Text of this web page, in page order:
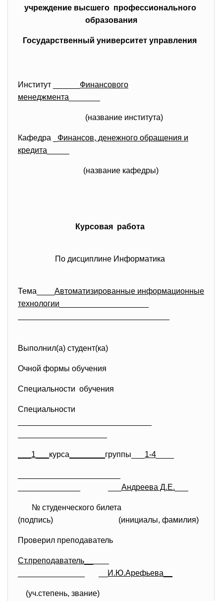
учреждение высшего профессионального
образования
Государственный университет управления
Институт ______ Финансового
менеджмента
(название института)
Кафедра _ Финансов, денежного обращения и
кредита
(название кафедры)
Курсовая работа
По дисциплине Информатика
Тема____ Автоматизированные информационные
технологии
Выполнил(а) студент(ка)
Очной формы обучения
Специальности обучения
Специальности
___1___ курса группы___ 1-4
Андреева Д.Е.
№ студенческого билета
(подпись) (инициалы, фамилия)
Проверил преподаватель
Ст.преподаватель__
И.Ю.Арефьева__
(уч.степень, звание)